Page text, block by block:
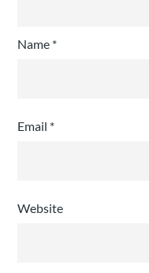
Name *
Email *
Website